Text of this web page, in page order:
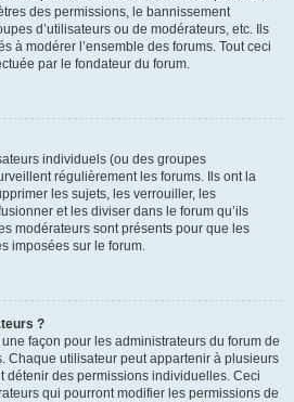
des permissions, le bannissement
d’utilisateurs ou de modérateurs, etc. Ils
à modérer l’ensemble des forums. Tout ceci
par le fondateur du forum.
individuels (ou des groupes
régulièrement les forums. Ils ont la
les sujets, les verrouiller, les
et les diviser dans le forum qu’ils
modérateurs sont présents pour que les
imposées sur le forum.
?
façon pour les administrateurs du forum de
Chaque utilisateur peut appartenir à plusieurs
détenir des permissions individuelles. Ceci
qui pourront modifier les permissions de